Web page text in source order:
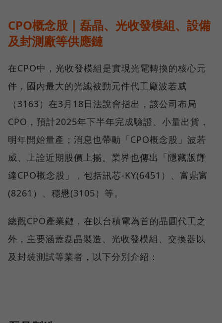
CPO概念股｜磊晶、光收發模組、設備
及封測廠等供應鏈
在CPO中，光收發模組是實現光電轉換的核心元
件，國內最大的光纖被動元件代工廠波若威
（3163）在3月18日法說會指出，該公司布局
CPO，預計2025年下半年完成驗證、小量出貨，
明年開始量產；消息也帶動「CPO概念股」波若
威、上詮近期股價上揚。業界也傳出「隱藏版輝
達CPO概念股」，包括訊芯-KY(6451）、富鼎富
(8261）、穩懋(3105）等。
總觀CPO產業鏈，在以台積電為首的晶圓代工之
外，主要涵蓋磊晶製造、光收發模組、交換器以
及封裝測試等業者，以下分別介紹：